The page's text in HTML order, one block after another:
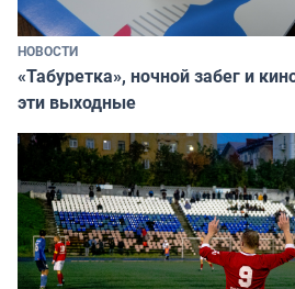
НОВОСТИ
«Табуретка», ночной забег и
эти выходные